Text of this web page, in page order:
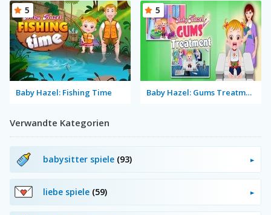
Baby Hazel: Fishing Time
5
Baby Hazel: Gums Treatment
5
Verwandte Kategorien
babysitter spiele (93)
liebe spiele (59)